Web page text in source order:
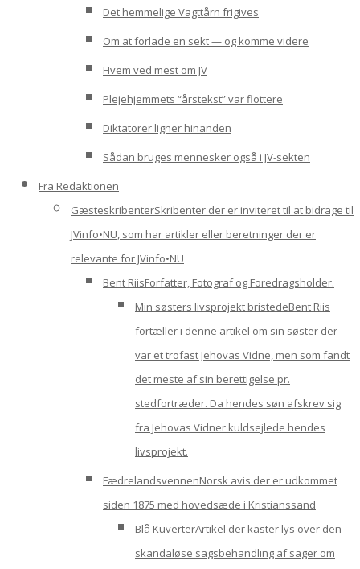
Det hemmelige Vagttårn frigives
Om at forlade en sekt — og komme videre
Hvem ved mest om JV
Plejehjemmets “årstekst” var flottere
Diktatorer ligner hinanden
Sådan bruges mennesker også i JV-sekten
Fra Redaktionen
GæsteskribenterSkribenter der er inviteret til at bidrage til
JVinfo•NU, som har artikler eller beretninger der er
relevante for JVinfo•NU
Bent RiisForfatter, Fotograf og Foredragsholder.
Min søsters livsprojekt bristedeBent Riis
fortæller i denne artikel om sin søster der
var et trofast Jehovas Vidne, men som fandt
det meste af sin berettigelse pr.
stedfortræder. Da hendes søn afskrev sig
fra Jehovas Vidner kuldsejlede hendes
livsprojekt.
FædrelandsvennenNorsk avis der er udkommet
siden 1875 med hovedsæde i Kristianssand
Blå KuverterArtikel der kaster lys over den
skandaløse sagsbehandling af sager om